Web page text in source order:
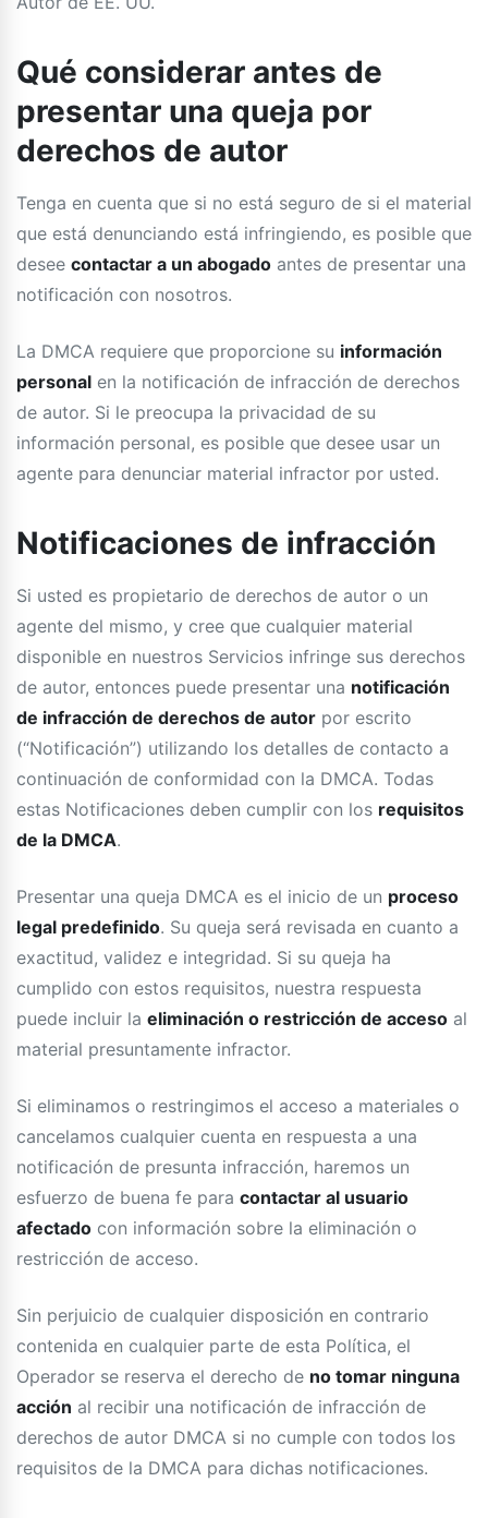
Qué considerar antes de
presentar una queja por
derechos de autor
Tenga en cuenta que si no está seguro de si el material
que está denunciando está infringiendo, es posible que
desee contactar a un abogado antes de presentar una
notificación con nosotros.
La DMCA requiere que proporcione su información
personal en la notificación de infracción de derechos
de autor. Si le preocupa la privacidad de su
información personal, es posible que desee usar un
agente para denunciar material infractor por usted.
Notificaciones de infracción
Si usted es propietario de derechos de autor o un
agente del mismo, y cree que cualquier material
disponible en nuestros Servicios infringe sus derechos
de autor, entonces puede presentar una notificación
de infracción de derechos de autor por escrito
(“Notificación”) utilizando los detalles de contacto a
continuación de conformidad con la DMCA. Todas
estas Notificaciones deben cumplir con los requisitos
de la DMCA.
Presentar una queja DMCA es el inicio de un proceso
legal predefinido. Su queja será revisada en cuanto a
exactitud, validez e integridad. Si su queja ha
cumplido con estos requisitos, nuestra respuesta
puede incluir la eliminación o restricción de acceso al
material presuntamente infractor.
Si eliminamos o restringimos el acceso a materiales o
cancelamos cualquier cuenta en respuesta a una
notificación de presunta infracción, haremos un
esfuerzo de buena fe para contactar al usuario
afectado con información sobre la eliminación o
restricción de acceso.
Sin perjuicio de cualquier disposición en contrario
contenida en cualquier parte de esta Política, el
Operador se reserva el derecho de no tomar ninguna
acción al recibir una notificación de infracción de
derechos de autor DMCA si no cumple con todos los
requisitos de la DMCA para dichas notificaciones.